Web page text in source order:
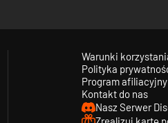
Warunki
Polityka
Program afiliacyjny
Kontakt do nas
Nasz Serwer